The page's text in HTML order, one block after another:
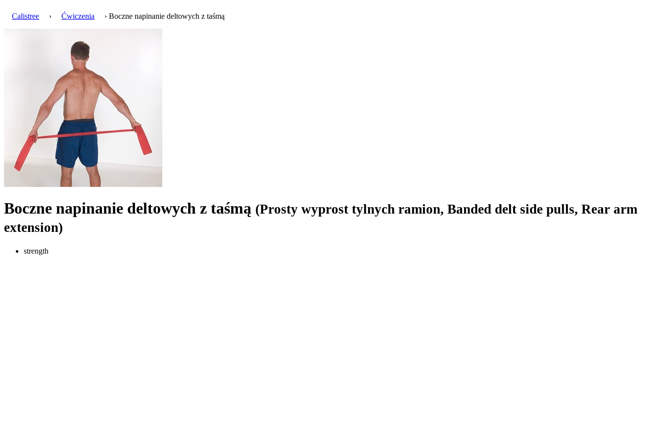
Calistree › Ćwiczenia › Boczne napinanie deltowych z taśmą
Boczne napinanie deltowych z taśmą (Prosty wyprost tylnych ramion, Banded delt side pulls, Rear arm
extension)
strength